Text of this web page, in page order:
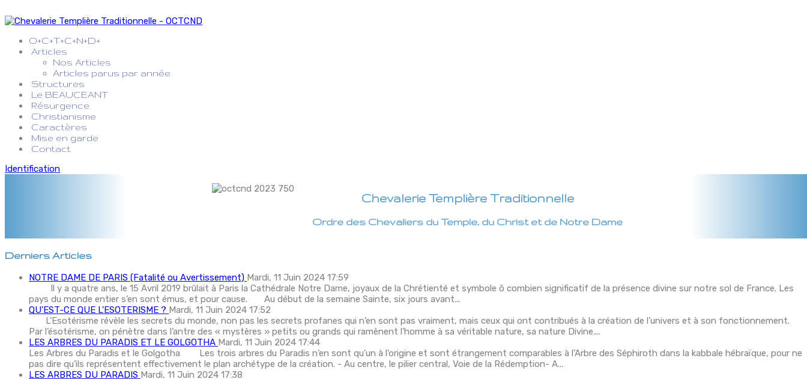
O+C+T+C+N+D+
Articles
Nos Articles
Articles parus par année
Structures
Le BEAUCEANT
Résurgence
Christianisme
Caractères
Mise en garde
Contact
Identification
Chevalerie Templière Traditionnelle
Ordre des Chevaliers du Temple, du Christ et de Notre Dame
Derniers Articles
NOTRE DAME DE PARIS (Fatalité ou Avertissement) Mardi, 11 Juin 2024 17:59
Il y a quatre ans, le 15 Avril 2019 brûlait à Paris la Cathédrale Notre Dame, joyaux de la Chrétienté et symbole ô combien significatif de la présence divine sur notre sol de France. Les
pays du monde entier s’en sont émus, et pour cause. Au début de la semaine Sainte, six jours avant...
QU'EST-CE QUE L'ESOTERISME ? Mardi, 11 Juin 2024 17:52
L’Esotérisme révèle les secrets du monde, non pas les secrets profanes qui n’en sont pas vraiment, mais ceux qui ont contribués à la création de l’univers et à son fonctionnement.
Par l’ésotérisme, on pénètre dans l’antre des « mystères » petits ou grands qui ramènent l’homme à sa véritable nature, sa nature Divine....
LES ARBRES DU PARADIS ET LE GOLGOTHA Mardi, 11 Juin 2024 17:44
Les Arbres du Paradis et le Golgotha Les trois arbres du Paradis n’en sont qu’un à l’origine et sont étrangement comparables à l’Arbre des Séphiroth dans la kabbale hébraïque, pour ne
pas dire qu’ils représentent effectivement le plan archétype de la création. - Au centre, le pilier central, Voie de la Rédemption- A...
LES ARBRES DU PARADIS Mardi, 11 Juin 2024 17:38